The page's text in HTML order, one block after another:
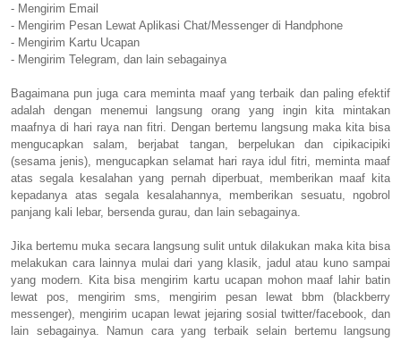
- Mengirim Email
- Mengirim Pesan Lewat Aplikasi Chat/Messenger di Handphone
- Mengirim Kartu Ucapan
- Mengirim Telegram, dan lain sebagainya
Bagaimana pun juga cara meminta maaf yang terbaik dan paling efektif
adalah dengan menemui langsung orang yang ingin kita mintakan
maafnya di hari raya nan fitri. Dengan bertemu langsung maka kita bisa
mengucapkan salam, berjabat tangan, berpelukan dan cipikacipiki
(sesama jenis), mengucapkan selamat hari raya idul fitri, meminta maaf
atas segala kesalahan yang pernah diperbuat, memberikan maaf kita
kepadanya atas segala kesalahannya, memberikan sesuatu, ngobrol
panjang kali lebar, bersenda gurau, dan lain sebagainya.
Jika bertemu muka secara langsung sulit untuk dilakukan maka kita bisa
melakukan cara lainnya mulai dari yang klasik, jadul atau kuno sampai
yang modern. Kita bisa mengirim kartu ucapan mohon maaf lahir batin
lewat pos, mengirim sms, mengirim pesan lewat bbm (blackberry
messenger), mengirim ucapan lewat jejaring sosial twitter/facebook, dan
lain sebagainya. Namun cara yang terbaik selain bertemu langsung